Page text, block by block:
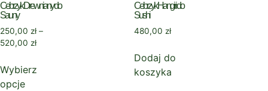
Cebrzyk Drewniany do
Sauny
250,00 zł –
520,00 zł
Wybierz
opcje
Cebrzyk Hangiri do
Sushi
480,00 zł
Dodaj do
koszyka